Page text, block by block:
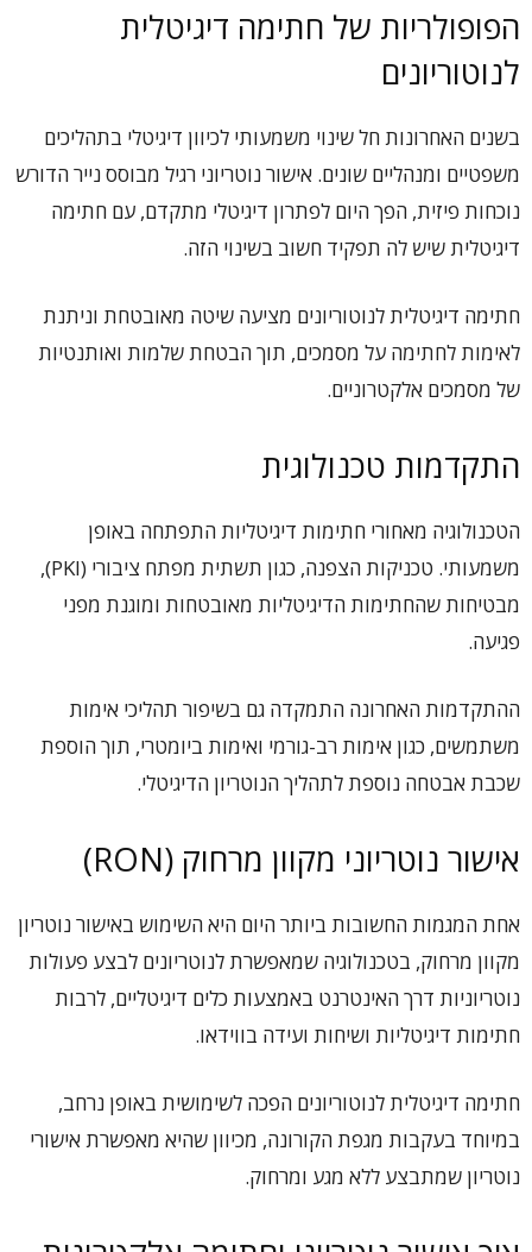
הפופולריות של חתימה דיגיטלית
לנוטוריונים
בשנים האחרונות חל שינוי משמעותי לכיוון דיגיטלי בתהליכים
משפטיים ומנהליים שונים. אישור נוטריוני רגיל מבוסס נייר הדורש
נוכחות פיזית, הפך היום לפתרון דיגיטלי מתקדם, עם חתימה
דיגיטלית שיש לה תפקיד חשוב בשינוי הזה.
חתימה דיגיטלית לנוטוריונים מציעה שיטה מאובטחת וניתנת
לאימות לחתימה על מסמכים, תוך הבטחת שלמות ואותנטיות
של מסמכים אלקטרוניים.
התקדמות טכנולוגית
הטכנולוגיה מאחורי חתימות דיגיטליות התפתחה באופן
משמעותי. טכניקות הצפנה, כגון תשתית מפתח ציבורי (PKI),
מבטיחות שהחתימות הדיגיטליות מאובטחות ומוגנת מפני
פגיעה.
ההתקדמות האחרונה התמקדה גם בשיפור תהליכי אימות
משתמשים, כגון אימות רב-גורמי ואימות ביומטרי, תוך הוספת
שכבת אבטחה נוספת לתהליך הנוטריון הדיגיטלי.
אישור נוטריוני מקוון מרחוק (RON)
אחת המגמות החשובות ביותר היום היא השימוש באישור נוטריון
מקוון מרחוק, בטכנולוגיה שמאפשרת לנוטריונים לבצע פעולות
נוטריוניות דרך האינטרנט באמצעות כלים דיגיטליים, לרבות
חתימות דיגיטליות ושיחות ועידה בווידאו.
חתימה דיגיטלית לנוטוריונים הפכה לשימושית באופן נרחב,
במיוחד בעקבות מגפת הקורונה, מכיוון שהיא מאפשרת אישורי
נוטריון שמתבצע ללא מגע ומרחוק.